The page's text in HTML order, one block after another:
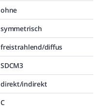
ohne
symmetrisch
freistrahlend/diffus
SDCM3
direkt/indirekt
C